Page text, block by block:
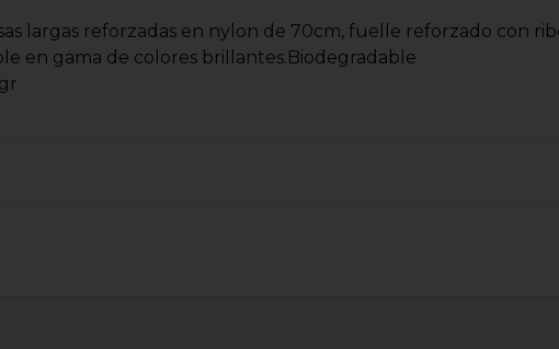
largas reforzadas en nylon de 70cm, fuelle reforzado con
en gama de colores brillantes.Biodegradable